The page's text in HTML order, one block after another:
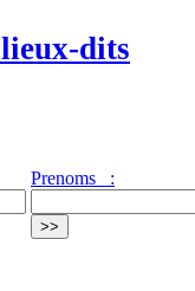
dits
Prenoms :